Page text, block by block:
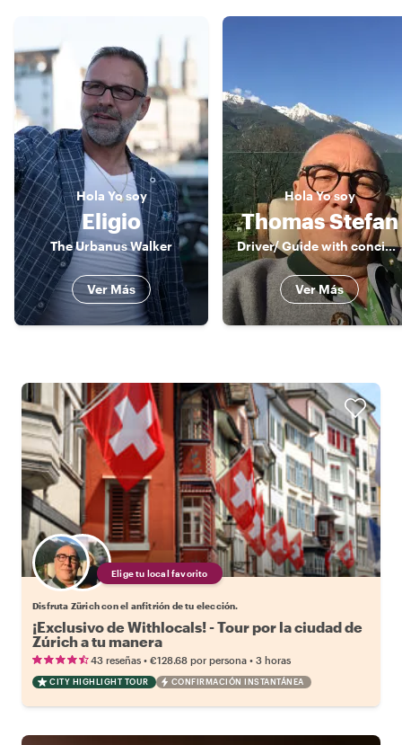
Hola Yo soy
Eligio
The Urbanus Walker
Ver Más
HolaYo soy
Thomas Stefan
Driver/ Guide with concierge skills
Ver Más
Elige tu local favorito
Disfruta Zürich con el anfitrión de tu elección.
¡Exclusivo de Withlocals! - Tour por la ciudad de
Zúrich a tu manera
43 reseñas • €128.68 por persona • 3 horas
CITY HIGHLIGHT TOUR CONFIRMACIÓN INSTANTÁNEA